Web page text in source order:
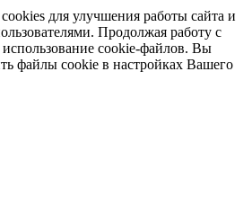
для улучшения работы сайта и
Продолжая работу с
cookie-файлов. Вы
файлы cookie в настройках Вашего